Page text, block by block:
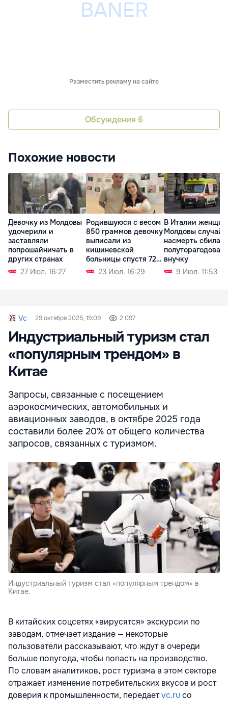
Разместить рекламу на сайте
Обсуждения 6
Похожие новости
Девочку из Молдовы
удочерили и
заставляли
попрошайничать в
других странах
27 Июл. 16:27
Родившуюся с весом
850 граммов девочку
выписали из
кишиневской
больницы спустя 72
дня 23 Июл. 16:29
В Италии
Молдовы
насмерть сбила
внучку
9 Июл. 11:53
Vc 29 октября 2025, 19:09 2 097
Индустриальный туризм стал
«популярным трендом» в
Китае
Запросы, связанные с посещением
аэрокосмических, автомобильных и
авиационных заводов, в октябре 2025 года
составили более 20% от общего количества
запросов, связанных с туризмом.
Индустриальный туризм стал «популярным трендом» в
Китае.
В китайских соцсетях «вирусятся» экскурсии по
заводам, отмечает издание — некоторые
пользователи рассказывают, что ждут в очереди
больше полугода, чтобы попасть на производство.
По словам аналитиков, рост туризма в этом секторе
отражает изменение потребительских вкусов и рост
доверия к промышленности, передаетvc.ruсо